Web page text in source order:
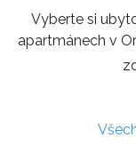
Vyberte si
apartmánech v